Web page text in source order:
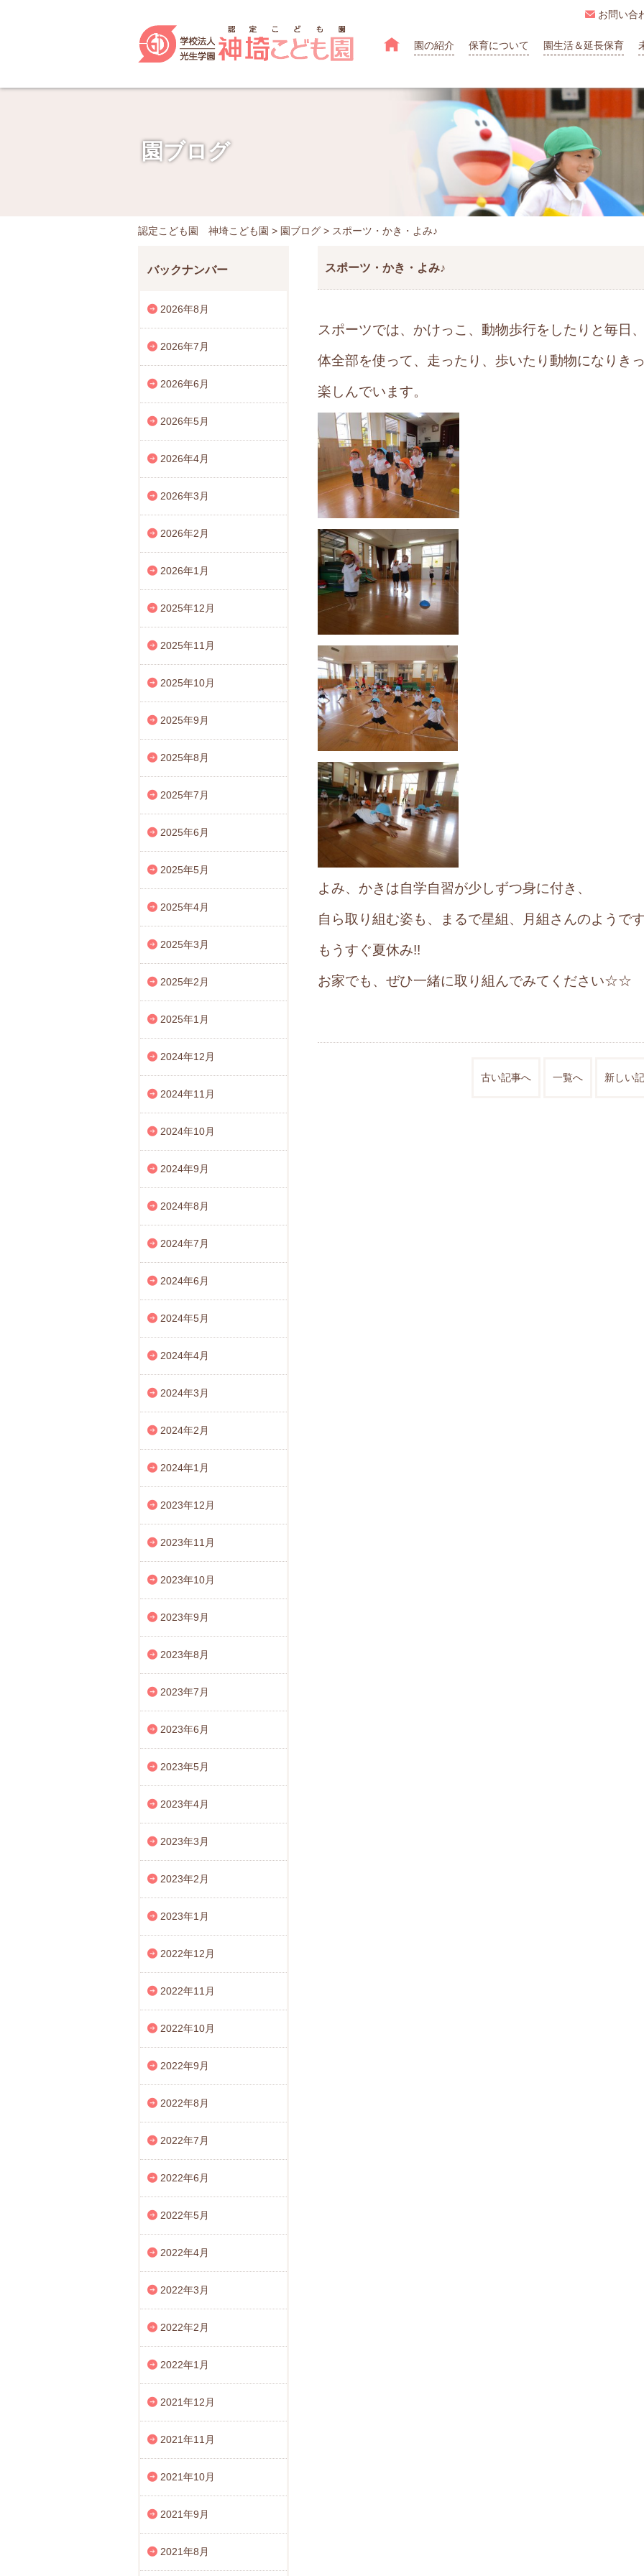
 園の紹介 保育について 園生活＆延長保育
 お問い合
園ブログ
認定こども園 神埼こども園 > 園ブログ > スポーツ・かき・よみ♪
スポーツ・かき・よみ♪
スポーツでは、かけっこ、動物歩行をしたりと毎日
体全部を使って、走ったり、歩いたり動物になりき
楽しんでいます。
よみ、かきは自学自習が少しずつ身に付き、
自ら取り組む姿も、まるで星組、月組さんのよう
もうすぐ夏休み!!
お家でも、ぜひ一緒に取り組んでみてください☆☆
古い記事へ 一覧へ 新しい
バックナンバー
2026年8月
2026年7月
2026年6月
2026年5月
2026年4月
2026年3月
2026年2月
2026年1月
2025年12月
2025年11月
2025年10月
2025年9月
2025年8月
2025年7月
2025年6月
2025年5月
2025年4月
2025年3月
2025年2月
2025年1月
2024年12月
2024年11月
2024年10月
2024年9月
2024年8月
2024年7月
2024年6月
2024年5月
2024年4月
2024年3月
2024年2月
2024年1月
2023年12月
2023年11月
2023年10月
2023年9月
2023年8月
2023年7月
2023年6月
2023年5月
2023年4月
2023年3月
2023年2月
2023年1月
2022年12月
2022年11月
2022年10月
2022年9月
2022年8月
2022年7月
2022年6月
2022年5月
2022年4月
2022年3月
2022年2月
2022年1月
2021年12月
2021年11月
2021年10月
2021年9月
2021年8月